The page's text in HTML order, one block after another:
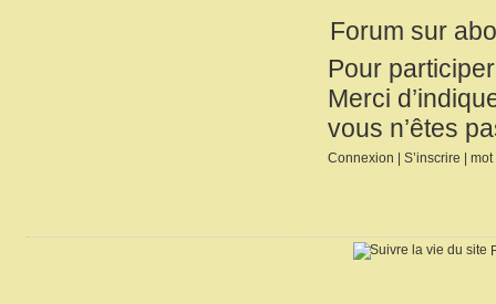
Forum sur
Pour
Merci
vous n’êtes
Connexion | S’inscrire | mot